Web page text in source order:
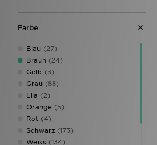
40(54)
41(60)
41.5(50)
42(64)
42.5(48)
43(59)
43.5 (37)
44(53)
44.5(54)
Farbe
Blau (27)
Braun (24)
Gelb (3)
Grau (88)
Lila (2)
Orange (5)
Rot (4)
Schwarz (173)
Weiss (134)